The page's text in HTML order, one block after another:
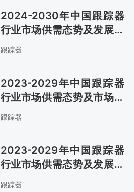
2024-2030年中国跟踪器
行业市场供需态势及发展战
略咨询报告
跟踪器
2023-2029年中国跟踪器
行业市场供需态势及市场趋
势预测报告
跟踪器
2023-2029年中国跟踪器
行业市场供需态势及发展战
略咨询报告
跟踪器